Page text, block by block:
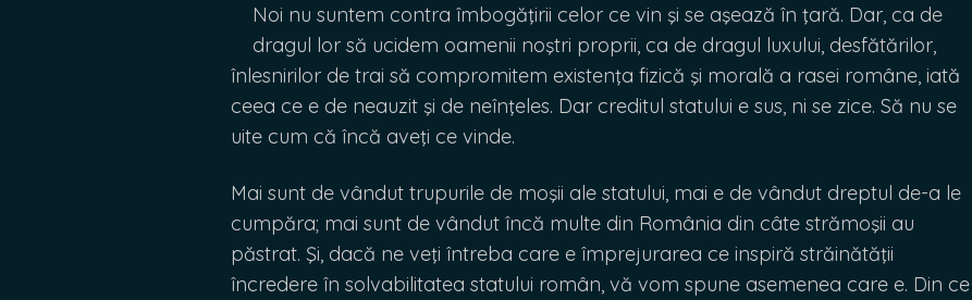
Noi nu suntem contra îmbogăţirii celor ce vin şi se aşează în ţară. Dar, ca de
dragul lor să ucidem oamenii noştri proprii, ca de dragul luxului, desfătărilor,
înlesnirilor de trai să compromitem existenţa fizică şi morală a rasei române, iată
ceea ce e de neauzit şi de neînţeles. Dar creditul statului e sus, ni se zice. Să nu se
uite cum că încă aveţi ce vinde.
Mai sunt de vândut trupurile de moşii ale statului, mai e de vândut dreptul de-a le
cumpăra; mai sunt de vândut încă multe din România din câte strămoşii au
păstrat. Şi, dacă ne veţi întreba care e împrejurarea ce inspiră străinătăţii
încredere în solvabilitatea statului român, vă vom spune asemenea care e. Din ce